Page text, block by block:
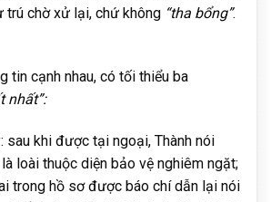
trú chờ xử lại, chứ không “tha bổng”.
tin cạnh nhau, có tối thiểu ba
nhất”:
sau khi được tại ngoại, Thành nói
loài thuộc diện bảo vệ nghiêm ngặt;
trong hồ sơ được báo chí dẫn lại nói